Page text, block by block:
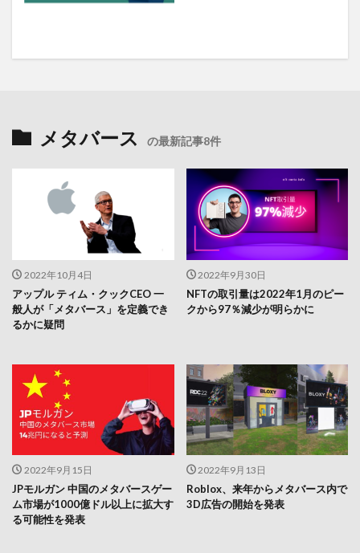
メタバース の最新記事8件
2022年10月4日
アップル ティム・クックCEO 一
般人が「メタバース」を定義でき
るかに疑問
2022年9月30日
NFTの取引量は2022年1月のピー
クから97％減少が明らかに
2022年9月15日
JPモルガン 中国のメタバースゲー
ム市場が1000億ドル以上に拡大す
る可能性を発表
2022年9月13日
Roblox、来年からメタバース内で
3D広告の開始を発表